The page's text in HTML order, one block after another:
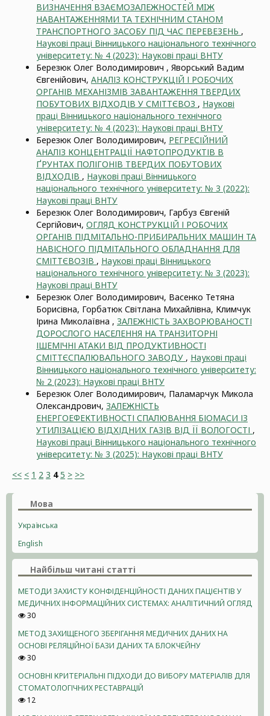
ВИЗНАЧЕННЯ ВЗАЄМОЗАЛЕЖНОСТЕЙ МIЖ
НАВАНТАЖЕННЯМИ ТА ТЕХНІЧНИМ СТАНОМ
ТРАНСПОРТНОГО ЗАСОБУ ПІД ЧАС ПЕРЕВЕЗЕНЬ ,
Наукові праці Вінницького національного технічного
університету: № 4 (2023): Наукові праці ВНТУ
Березюк Олег Володимирович , Яворський Вадим
Євгенійович, АНАЛІЗ КОНСТРУКЦІЙ І РОБОЧИХ
ОРГАНІВ МЕХАНІЗМІВ ЗАВАНТАЖЕННЯ ТВЕРДИХ
ПОБУТОВИХ ВІДХОДІВ У СМІТТЄВОЗ , Наукові
праці Вінницького національного технічного
університету: № 4 (2023): Наукові праці ВНТУ
Березюк Олег Володимирович, РЕГРЕСІЙНИЙ
АНАЛІЗ КОНЦЕНТРАЦІЇ НАФТОПРОДУКТІВ В
ҐРУНТАХ ПОЛІГОНІВ ТВЕРДИХ ПОБУТОВИХ
ВІДХОДІВ , Наукові праці Вінницького
національного технічного університету: № 3 (2022):
Наукові праці ВНТУ
Березюк Олег Володимирович, Гарбуз Євгеній
Сергійович, ОГЛЯД КОНСТРУКЦІЙ І РОБОЧИХ
ОРГАНІВ ПІДМІТАЛЬНО-ПРИБИРАЛЬНИХ МАШИН ТА
НАВІСНОГО ПІДМІТАЛЬНОГО ОБЛАДНАННЯ ДЛЯ
СМІТТЄВОЗІВ , Наукові праці Вінницького
національного технічного університету: № 3 (2023):
Наукові праці ВНТУ
Березюк Олег Володимирович, Васенко Тетяна
Борисівна, Горбатюк Світлана Михайлівна, Климчук
Ірина Миколаївна , ЗАЛЕЖНІСТЬ ЗАХВОРЮВАНОСТІ
ДОРОСЛОГО НАСЕЛЕННЯ НА ТРАНЗИТОРНІ
ІШЕМІЧНІ АТАКИ ВІД ПРОДУКТИВНОСТІ
СМІТТЄСПАЛЮВАЛЬНОГО ЗАВОДУ , Наукові праці
Вінницького національного технічного університету:
№ 2 (2023): Наукові праці ВНТУ
Березюк Олег Володимирович, Паламарчук Микола
Олександрович, ЗАЛЕЖНІСТЬ
ЕНЕРГОЕФЕКТИВНОСТІ СПАЛЮВАННЯ БІОМАСИ ІЗ
УТИЛІЗАЦІЄЮ ВІДХІДНИХ ГАЗІВ ВІД ЇЇ ВОЛОГОСТІ ,
Наукові праці Вінницького національного технічного
університету: № 3 (2025): Наукові праці ВНТУ
<< < 1 2 3 4 5 > >>
Мова
Українська
English
Найбільш читані статті
МЕТОДИ ЗАХИСТУ КОНФІДЕНЦІЙНОСТІ ДАНИХ ПАЦІЄНТІВ У
МЕДИЧНИХ ІНФОРМАЦІЙНИХ СИСТЕМАХ: АНАЛІТИЧНИЙ ОГЛЯД
30
МЕТОД ЗАХИЩЕНОГО ЗБЕРІГАННЯ МЕДИЧНИХ ДАНИХ НА
ОСНОВІ РЕЛЯЦІЙНОЇ БАЗИ ДАНИХ ТА БЛОКЧЕЙНУ
30
ОСНОВНІ КРИТЕРІАЛЬНІ ПІДХОДИ ДО ВИБОРУ МАТЕРІАЛІВ ДЛЯ
СТОМАТОЛОГІЧНИХ РЕСТАВРАЦІЙ
12